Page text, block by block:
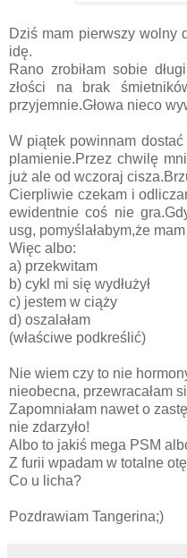
Dziś mam pierwszy wolny
idę.
Rano zrobiłam sobie
złości na brak
przyjemnie.Głowa nieco
W piątek powinnam
plamienie.Przez chwilę
już ale od wczoraj
Cierpliwie czekam i
ewidentnie coś nie
usg, pomyślałabym,że
Więc albo:
a) przekwitam
b) cykl mi się wydłużył
c) jestem w ciąży
d) oszalałam
(właściwe podkreślić)
Nie wiem czy to nie
nieobecna, przewracałam
Zapomniałam nawet o
nie zdarzyło!
Albo to jakiś mega PSM
Z furii wpadam w totalne
Co u licha?
Pozdrawiam Tangerina;)